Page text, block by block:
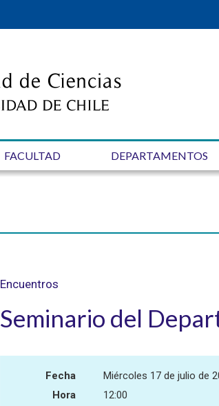
FACULTAD DEPARTAMENTOS
Encuentros
Seminario del
Fecha
Miércoles 17 de julio de
Hora
12:00